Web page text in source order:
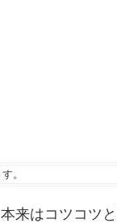
。
来はコツコツ